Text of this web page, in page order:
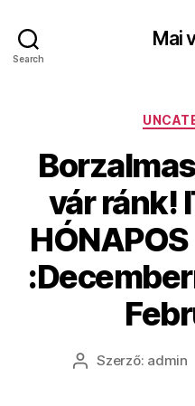
Search
Mai
vár ránk!
Bejegyzés
Szerző: admin